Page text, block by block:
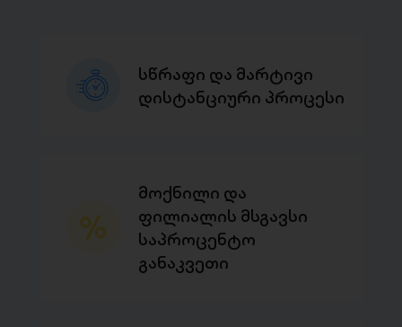
სწრაფი და მარტივი
დისტანციური პროცესი
მოქნილი და
ფილიალის მსგავსი
საპროცენტო
განაკვეთი